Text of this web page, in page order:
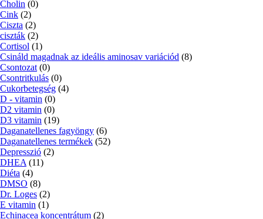
Cholin (0)
Cink (2)
Ciszta (2)
ciszták (2)
Cortisol (1)
Csináld magadnak az ideális aminosav variációd (8)
Csontozat (0)
Csontritkulás (0)
Cukorbetegség (4)
D - vitamin (0)
D2 vitamin (0)
D3 vitamin (19)
Daganatellenes fagyöngy (6)
Daganatellenes termékek (52)
Depresszió (2)
DHEA (11)
Diéta (4)
DMSO (8)
Dr. Loges (2)
E vitamin (1)
Echinacea koncentrátum (2)